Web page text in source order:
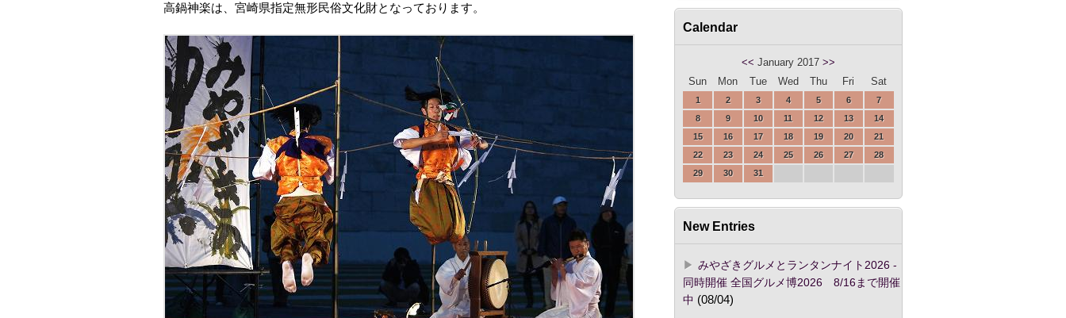
高鍋神楽は、宮崎県指定無形民俗文化財となっております。
Calendar
<< January 2017 >>
Sun
Mon Tue Wed Thu Fri Sat
1 2 3 4 5 6
7
8
9 10 11 12 13
14
15
16 17 18 19 20
21
22
23 24 25 26 27
28
29
30 31
New Entries
みやざきグルメとランタンナイト2026 -
同時開催 全国グルメ博2026 8/16まで開催
中 (08/04)